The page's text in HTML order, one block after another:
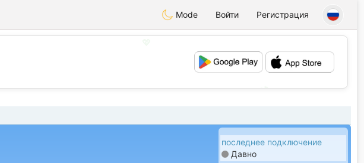
Mode Войти Регистрация
💕
последнее подключение
Давно